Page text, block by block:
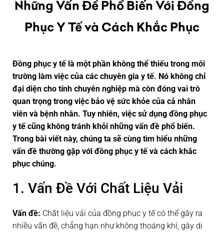
Những Vấn Đề Phổ Biến Với Đồng
Phục Y Tế và Cách Khắc Phục
Đồng phục y tế là một phần không thể thiếu trong môi
trường làm việc của các chuyên gia y tế. Nó không chỉ
đại diện cho tính chuyên nghiệp mà còn đóng vai trò
quan trọng trong việc bảo vệ sức khỏe của cả nhân
viên và bệnh nhân. Tuy nhiên, việc sử dụng đồng phục
y tế cũng không tránh khỏi những vấn đề phổ biến.
Trong bài viết này, chúng ta sẽ cùng tìm hiểu những
vấn đề thường gặp với đồng phục y tế và cách khắc
phục chúng.
1. Vấn Đề Với Chất Liệu Vải
Vấn đề: Chất liệu vải của đồng phục y tế có thể gây ra
nhiều vấn đề, chẳng hạn như không thoáng khí, gây dị